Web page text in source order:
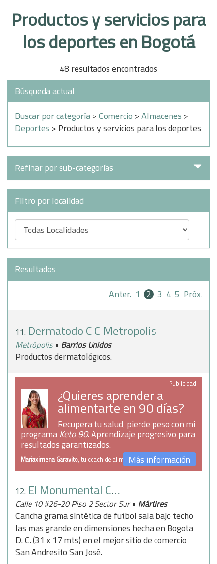
Productos y servicios para
los deportes en Bogotá
48 resultados encontrados
Búsqueda actual
Buscar por categoría>Comercio >Almacenes >
Deportes > Productos y servicios para los deportes
Refinar por sub-categorías
Filtro por localidad
Resultados
Anter. 1 2 3 4 5 Próx.
11. Dermatodo C C Metropolis
Metrópolis • Barrios Unidos
Productos dermatológicos.
Publicidad
¿Quieres aprender a
alimentarte en 90 días?
Recupera tu salud, pierde peso con mi
programaKeto 90. Aprendizaje progresivo para
resultados garantizados.
Mariaximena Garavito, tu coach de alimentaciónMás información
12. El Monumental Canchas Cantor Ltda
Calle 10 #26-20 Piso 2 Sector Sur• Mártires
Cancha grama sintética de futbol sala bajo techo
las mas grande en dimensiones hecha en Bogota
D. C. (31 x 17 mts) en el mejor sitio de comercio
San Andresito San José.